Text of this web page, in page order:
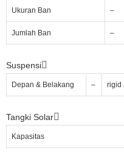
Ukuran Ban –
Jumlah Ban –
Suspensi
Depan & Belakang – rigid
Tangki Solar
Kapasitas